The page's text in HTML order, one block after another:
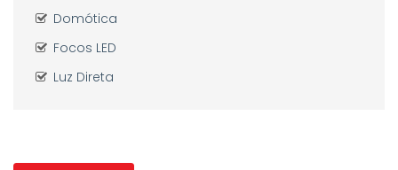
Domótica
Focos LED
Luz Direta